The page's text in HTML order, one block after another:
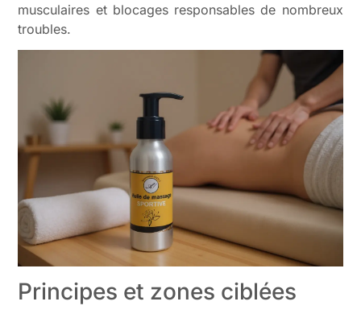
musculaires et blocages responsables de nombreux
troubles.
Principes et zones ciblées